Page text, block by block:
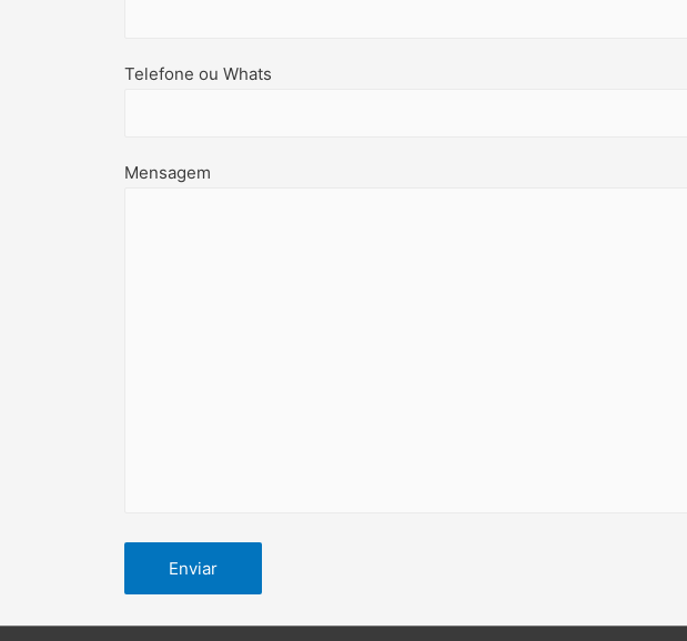
Telefone ou Whats
Mensagem